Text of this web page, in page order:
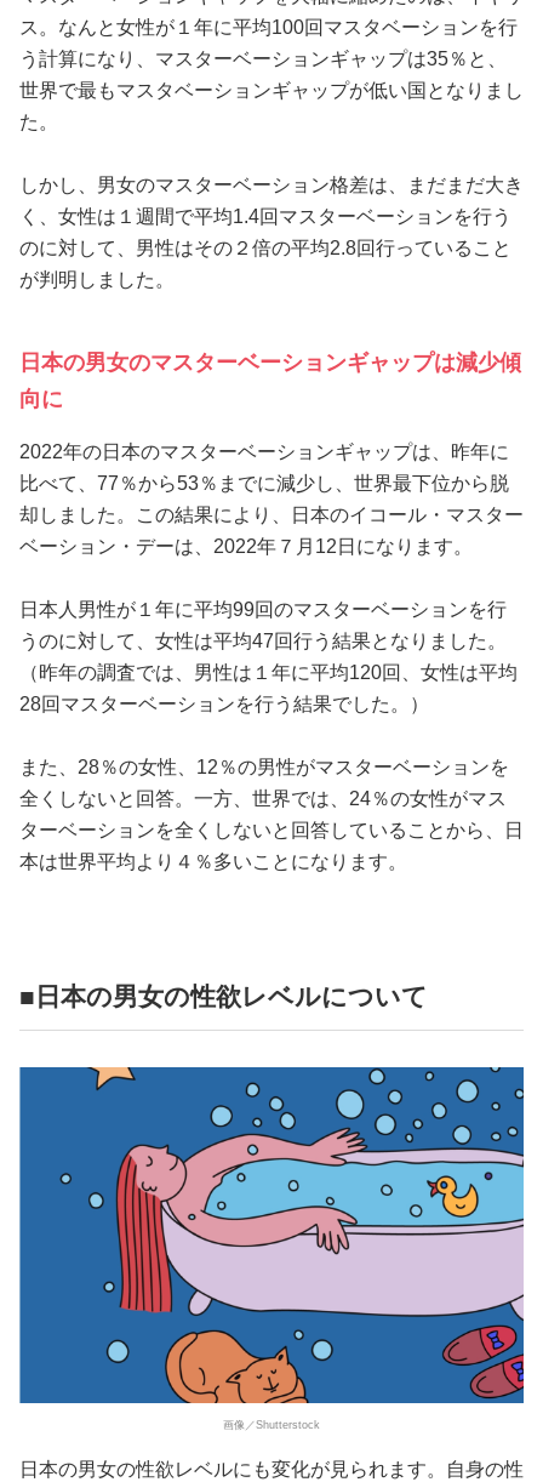
ス。なんと女性が１年に平均100回マスタベーションを行
う計算になり、マスターベーションギャップは35％と、
世界で最もマスタベーションギャップが低い国となりまし
た。
しかし、男女のマスターベーション格差は、まだまだ大き
く、女性は１週間で平均1.4回マスターベーションを行う
のに対して、男性はその２倍の平均2.8回行っていること
が判明しました。
日本の男女のマスターベーションギャップは減少傾
向に
2022年の日本のマスターベーションギャップは、昨年に
比べて、77％から53％までに減少し、世界最下位から脱
却しました。この結果により、日本のイコール・マスター
ベーション・デーは、2022年７月12日になります。
日本人男性が１年に平均99回のマスターベーションを行
うのに対して、女性は平均47回行う結果となりました。
（昨年の調査では、男性は１年に平均120回、女性は平均
28回マスターベーションを行う結果でした。）
また、28％の女性、12％の男性がマスターベーションを
全くしないと回答。一方、世界では、24％の女性がマス
ターベーションを全くしないと回答していることから、日
本は世界平均より４％多いことになります。
■日本の男女の性欲レベルについて
画像／Shutterstock
日本の男女の性欲レベルにも変化が見られます。自身の性